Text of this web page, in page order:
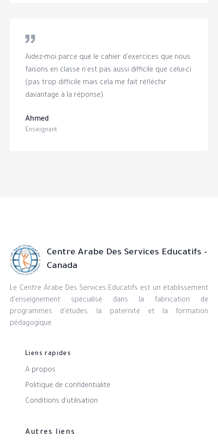
Aidez-moi parce que le cahier d'exercices que nous
faisons en classe n'est pas aussi difficile que celui-ci
(pas trop difficile mais cela me fait réfléchir
davantage à la réponse).
Ahmed
Enseignant
Centre Arabe Des Services Educatifs -
Canada
Le Centre Arabe Des Services Educatifs est un établissement
d'enseignement spécialisé dans la fabrication de
programmes d'études, la paternité et la formation
pédagogique.
Liens rapides
A propos
Politique de confidentialité
Conditions d'utilisation
Autres liens